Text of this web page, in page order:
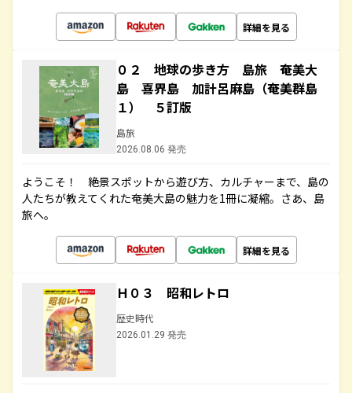
詳細を見る
０２ 地球の歩き方 島旅 奄美大
島 喜界島 加計呂麻島（奄美群島
１） ５訂版
島旅
2026.08.06 発売
ようこそ！ 絶景スポットから遊び方、カルチャーまで、島の
人たちが教えてくれた奄美大島の魅力を1冊に凝縮。さあ、島
旅へ。
詳細を見る
Ｈ０３ 昭和レトロ
歴史時代
2026.01.29 発売